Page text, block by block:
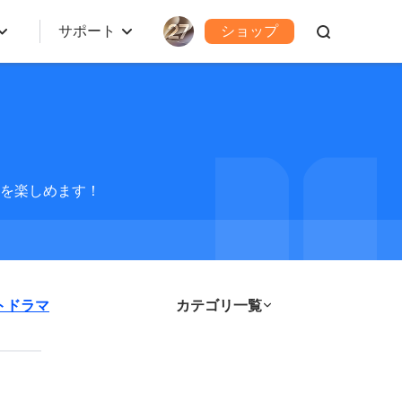
サポート ショップ
楽しめます！
ドラマ カテゴリ一覧